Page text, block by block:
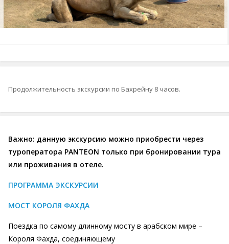
Продолжительность экскурсии по Бахрейну 8 часов.
Важно: данную экскурсию можно приобрести через
туроператора PANTEON только при бронировании тура
или проживания в отеле.
ПРОГРАММА ЭКСКУРСИИ
МОСТ КОРОЛЯ ФАХДА
Поездка по самому длинному мосту в арабском мире –
Короля Фахда, соединяющему